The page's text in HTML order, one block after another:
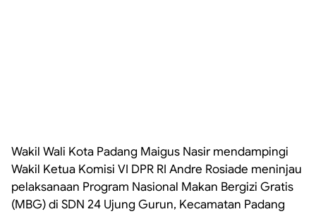
Wakil Wali Kota Padang Maigus Nasir mendampingi
Wakil Ketua Komisi VI DPR RI Andre Rosiade meninjau
pelaksanaan Program Nasional Makan Bergizi Gratis
(MBG) di SDN 24 Ujung Gurun, Kecamatan Padang